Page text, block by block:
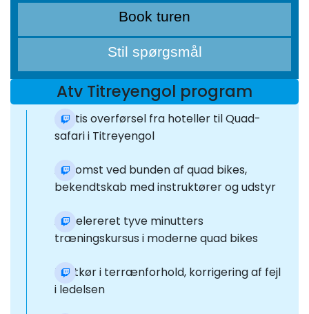
Book turen
Stil spørgsmål
Atv Titreyengol program
Gratis overførsel fra hoteller til Quad-
safari i Titreyengol
Ankomst ved bunden af quad bikes,
bekendtskab med instruktører og udstyr
Accelereret tyve minutters
træningskursus i moderne quad bikes
Testkør i terrænforhold, korrigering af fejl
i ledelsen